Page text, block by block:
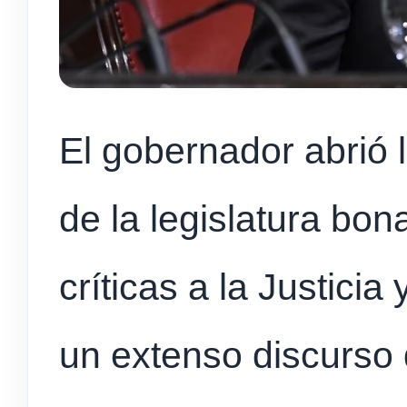
El gobernador abrió
de la legislatura
críticas a la Justicia
un extenso